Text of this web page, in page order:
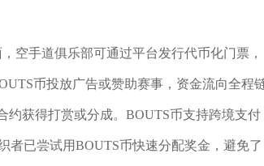
空手道俱乐部可通过平台发行代币化门票，
币投放广告或赞助赛事，资金流向全程
约获得打赏或分成。BOUTS币支持跨境支付
者已尝试用BOUTS币快速分配奖金，避免了